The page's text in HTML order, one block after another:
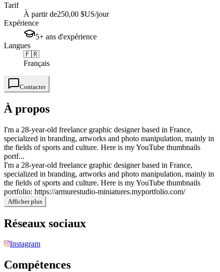
Tarif
À partir de250,00 $US/jour
Expérience
5+ ans d'expérience
Langues
🇫🇷
Français
Contacter
À propos
I'm a 28-year-old freelance graphic designer based in France,
specialized in branding, artworks and photo manipulation, mainly in
the fields of sports and culture. Here is my YouTube thumbnails
portf...
I'm a 28-year-old freelance graphic designer based in France,
specialized in branding, artworks and photo manipulation, mainly in
the fields of sports and culture. Here is my YouTube thumbnails
portfolio: https://armurestudio-miniatures.myportfolio.com/
Afficher plus
Réseaux sociaux
Instagram
Compétences